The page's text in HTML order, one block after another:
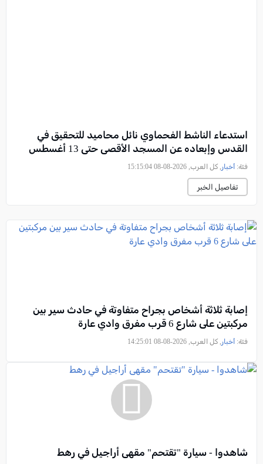
استدعاء الناشط الفحماوي نائل محاميد للتحقيق في
القدس وإبعاده عن المسجد الأقصى حتى 13 أغسطس
فئة: أخبار , كل العرب, 2026-08-08 15:15:04
تفاصيل الخبر
إصابة ثلاثة أشخاص بجراح متفاوتة في حادث سير بين
مركبتين على شارع 6 قرب مفرق وادي عارة
فئة: أخبار , كل العرب, 2026-08-08 14:25:01
شاهدوا - سيارة "تقتحم" مقهى أراجيل في رهط